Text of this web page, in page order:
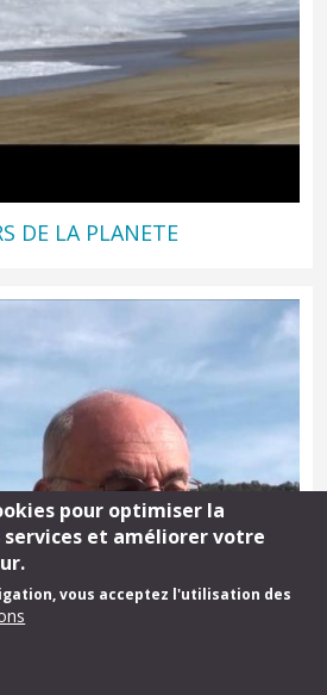
DE LA PLANETE
pour optimiser la
et améliorer votre
vous acceptez l'utilisation des